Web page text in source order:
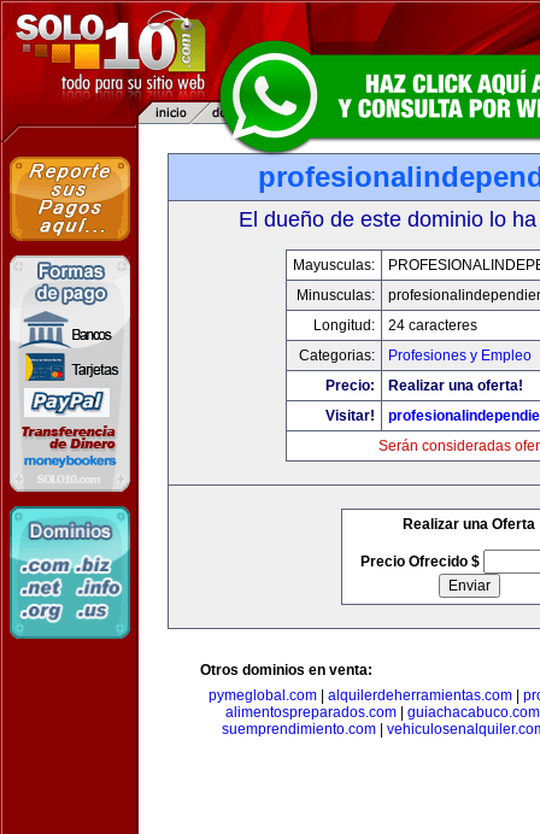
El dueño de este dominio lo
Mayusculas:
Minusculas:
Longitud:
24 caracteres
Categorias:
Profesiones y Empleo
Precio:
Realizar una oferta!
Visitar!
Serán consideradas
Realizar una Oferta
Precio Ofrecido $
Otros dominios en venta:
pymeglobal.com| alquilerdeherramientas.com|
alimentospreparados.com| guiachacabuco.com
suemprendimiento.com|